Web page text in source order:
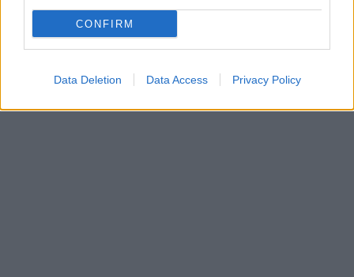
CONFIRM
Data Deletion Data Access Privacy Policy